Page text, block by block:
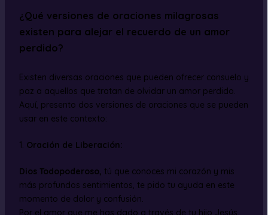
¿Qué versiones de oraciones milagrosas
existen para alejar el recuerdo de un amor
perdido?
Existen diversas oraciones que pueden ofrecer consuelo y
paz a aquellos que tratan de olvidar un amor perdido.
Aquí, presento dos versiones de oraciones que se pueden
usar en este contexto:
1. Oración de Liberación:
Dios Todopoderoso, tú que conoces mi corazón y mis
más profundos sentimientos, te pido tu ayuda en este
momento de dolor y confusión.
Por el amor que me has dado a través de tu hijo Jesús,